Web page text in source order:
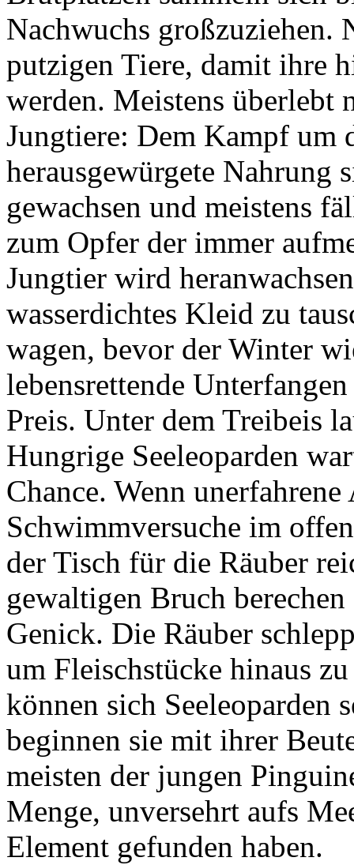
Nachwuchs großzuziehen.
putzigen Tiere, damit ihre
werden. Meistens überlebt
Jungtiere: Dem Kampf um
herausgewürgete Nahrung
gewachsen und meistens
zum Opfer der immer
Jungtier wird
wasserdichtes Kleid zu
wagen, bevor der Winter
lebensrettende
Preis. Unter dem Treibeis
Hungrige Seeleoparden
Chance. Wenn
Schwimmversuche im
der Tisch für die Räuber
gewaltigen Bruch
Genick. Die Räuber
um Fleischstücke hinaus
können sich Seeleoparden
beginnen sie mit ihrer
meisten der jungen
Menge, unversehrt aufs
Element gefunden haben.